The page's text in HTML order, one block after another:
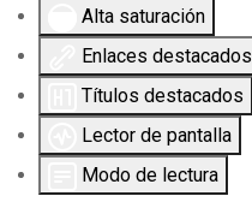
Alta saturación
Enlaces destacados
Títulos destacados
Lector de pantalla
Modo de lectura